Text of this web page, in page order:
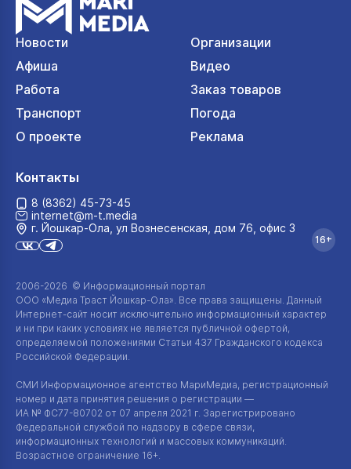
Новости
Организации
Афиша
Видео
Работа
Заказ товаров
Транспорт
Погода
О проекте
Реклама
2006-2026 © Информационный портал
ООО «Медиа Траст Йошкар-Ола». Все права защищены. Данный
Интернет-сайт носит исключительно информационный характер
и ни при каких условиях не является публичной офертой,
определяемой положениями Статьи 437 Гражданского кодекса
Российской Федерации.
СМИ Информационное агентство МариМедиа, регистрационный
номер и дата принятия решения о регистрации —
ИА № ФС77-80702 от 07 апреля 2021 г. Зарегистрировано
Федеральной службой по надзору в сфере связи,
информационных технологий и массовых коммуникаций.
Возрастное ограничение 16+.
Контакты
8 (8362) 45-73-45
internet@m-t.media
г. Йошкар‑Ола, ул Вознесенская, дом 76, офис 3
16+